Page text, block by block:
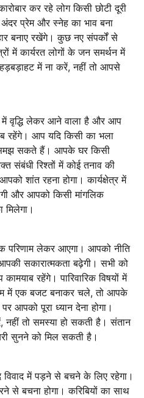
कर रहे लोग किसी छोटी दूरी
प्रेम और स्नेह का भाव बना
बनाए रखेंगे। कुछ नए संपर्कों से
में कार्यरत लोगों के जन समर्थन में
में ना करें, नहीं तो आपसे
वृद्धि लेकर आने वाला है और आप
रहेंगे। आप यदि किसी का भला
समझ सकते हैं। आपके घर किसी
संबंधी रिश्तों में कोई तनाव की
शांत रहना होगा। कार्यक्षेत्र में
और आपको किसी मांगलिक
मिलेगा।
लेकर आएगा। आपको नीति
सकारात्मकता बढ़ेगी। सभी को
रहेंगे। पारिवारिक विषयों में
में एक बजट बनाकर चले, तो आपके
आपको पूरा ध्यान देना होगा।
नहीं तो समस्या हो सकती है। संतान
सुनने को मिल सकती है।
में पड़ने से बचने के लिए रहेगा।
से बचना होगा। करिबियों का साथ